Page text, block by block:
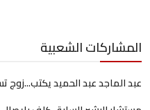
المشاركات الشعبية
عبد الماجد عبد الحميد يكتب...زوج